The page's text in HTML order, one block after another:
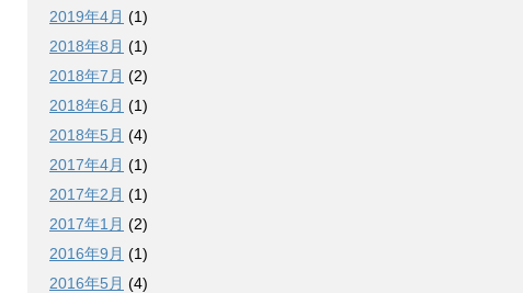
2019年4月 (1)
2018年8月 (1)
2018年7月 (2)
2018年6月 (1)
2018年5月 (4)
2017年4月 (1)
2017年2月 (1)
2017年1月 (2)
2016年9月 (1)
2016年5月 (4)